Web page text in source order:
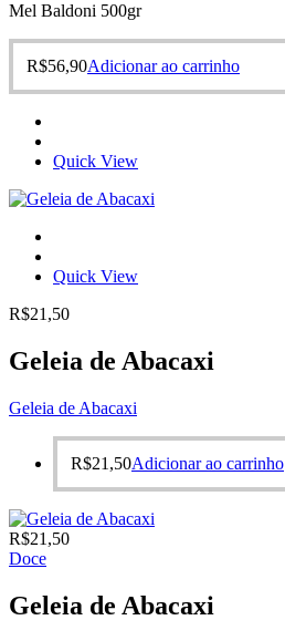
Mel Baldoni 500gr
R$56,90Adicionar ao carrinho
Quick View
Quick View
R$21,50
Geleia de Abacaxi
Geleia de Abacaxi
R$21,50Adicionar ao carrinho
R$21,50
Doce
Geleia de Abacaxi